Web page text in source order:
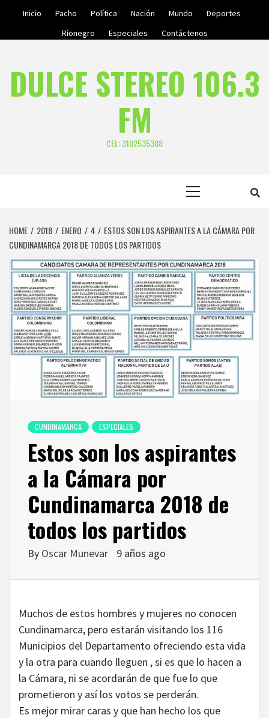
Inicio Pacho Política Nación Mundo
Deportes
Rionegro
Especiales Contáctenos
DULCE STEREO 106.3
FM
CEL: 3102535388
HOME 2018 ENERO 4
ESTOS SON LOS ASPIRANTES A LA CÁMARA POR
CUNDINAMARCA 2018 DE TODOS LOS PARTIDOS
CUNDINAMARCA ESPECIALES
Estos son los aspirantes
a la Cámara por
Cundinamarca 2018 de
todos los partidos
By Oscar Munevar 9 años ago
Muchos de estos hombres y mujeres no conocen
Cundinamarca, pero estarán visitando los 116
Municipios del Departamento ofreciendo esta vida
y la otra para cuando lleguen , si es que lo hacen a
la Cámara, ni se acordarán de que fue lo que
prometieron y así los votos se perderán.
Es mejor mirar caras y que han hecho los que